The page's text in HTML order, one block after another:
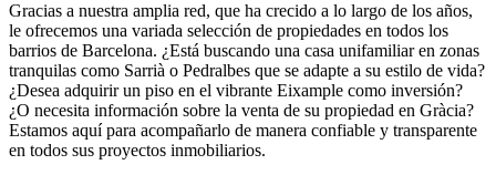
Gracias a nuestra amplia red, que ha crecido a lo largo de los años,
le ofrecemos una variada selección de propiedades en todos los
barrios de Barcelona. ¿Está buscando una casa unifamiliar en zonas
tranquilas como Sarrià o Pedralbes que se adapte a su estilo de vida?
¿Desea adquirir un piso en el vibrante Eixample como inversión?
¿O necesita información sobre la venta de su propiedad en Gràcia?
Estamos aquí para acompañarlo de manera confiable y transparente
en todos sus proyectos inmobiliarios.